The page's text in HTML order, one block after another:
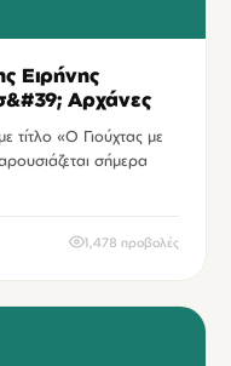
Ειρήνης
Αρχάνες
τίτλο «Ο Γιούχτας με
σήμερα
1,478 προβολές